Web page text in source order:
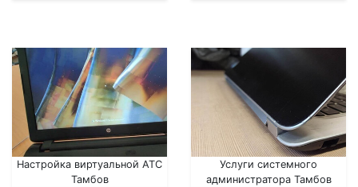
Настройка виртуальной АТС
Тамбов
Услуги системного
администратора Тамбов